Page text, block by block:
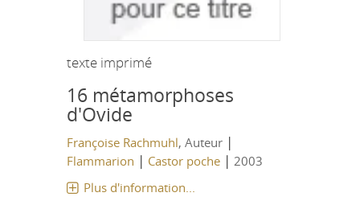
texte imprimé
16 métamorphoses
d'Ovide
Françoise Rachmuhl, Auteur |
Flammarion | Castor poche| 2003
Plus d'information...